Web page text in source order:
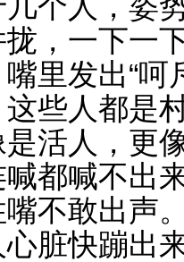
个人，姿
，一下一
里发出“呵
些人都是
活人，更
都喊不出
不敢出声
脏快蹦出